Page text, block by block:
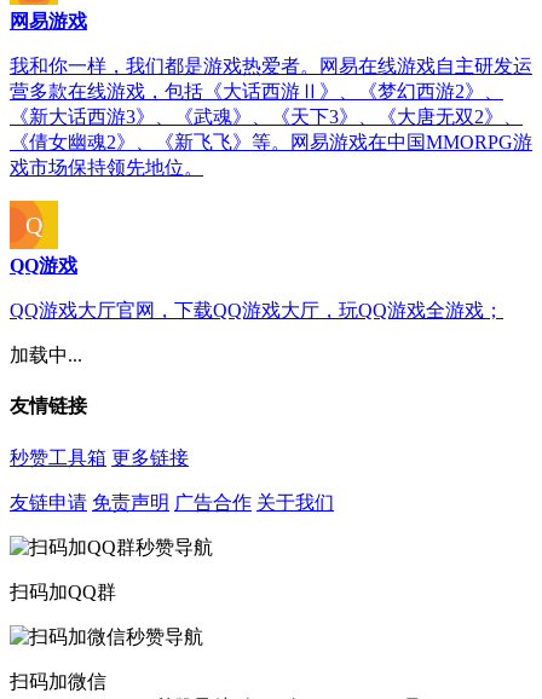
网易游戏
我和你一样，我们都是游戏热爱者。网易在线游戏自主研发运
营多款在线游戏，包括《大话西游Ⅱ》、《梦幻西游2》、
《新大话西游3》、《武魂》、《天下3》、《大唐无双2》、
《倩女幽魂2》、《新飞飞》等。网易游戏在中国MMORPG游
戏市场保持领先地位。
QQ游戏
QQ游戏大厅官网，下载QQ游戏大厅，玩QQ游戏全游戏；
加载中...
友情链接
秒赞工具箱 更多链接
友链申请 免责声明 广告合作 关于我们
扫码加QQ群
扫码加微信